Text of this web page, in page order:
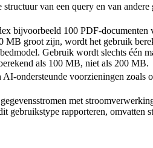
van een query en van andere
bijvoorbeeld 100 PDF-
MB groot zijn, wordt het gebruik
Gebruik wordt slechts één
als 100 MB, niet als 200 MB.
ondersteunde voorzieningen zoals
met
gebruikstype rapporteren, omvatten